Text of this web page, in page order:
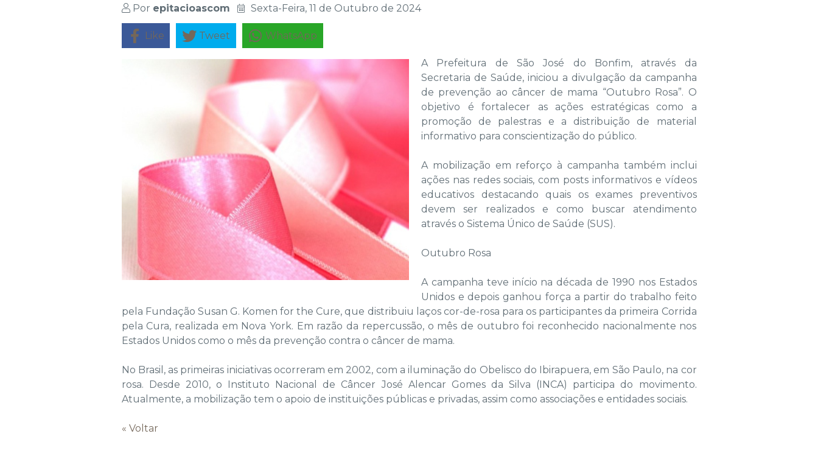
Por epitacioascom Sexta-Feira, 11 de Outubro de 2024
Like Tweet WhatsApp
A Prefeitura de São José do Bonfim, através da
Secretaria de Saúde, iniciou a divulgação da campanha
de prevenção ao câncer de mama “Outubro Rosa”. O
objetivo é fortalecer as ações estratégicas como a
promoção de palestras e a distribuição de material
informativo para conscientização do público.
A mobilização em reforço à campanha também inclui
ações nas redes sociais, com posts informativos e vídeos
educativos destacando quais os exames preventivos
devem ser realizados e como buscar atendimento
através o Sistema Único de Saúde (SUS).
Outubro Rosa
A campanha teve início na década de 1990 nos Estados
Unidos e depois ganhou força a partir do trabalho feito
pela Fundação Susan G. Komen for the Cure, que distribuiu laços cor-de-rosa para os participantes da primeira Corrida
pela Cura, realizada em Nova York. Em razão da repercussão, o mês de outubro foi reconhecido nacionalmente nos
Estados Unidos como o mês da prevenção contra o câncer de mama.
No Brasil, as primeiras iniciativas ocorreram em 2002, com a iluminação do Obelisco do Ibirapuera, em São Paulo, na cor
rosa. Desde 2010, o Instituto Nacional de Câncer José Alencar Gomes da Silva (INCA) participa do movimento.
Atualmente, a mobilização tem o apoio de instituições públicas e privadas, assim como associações e entidades sociais.
« Voltar